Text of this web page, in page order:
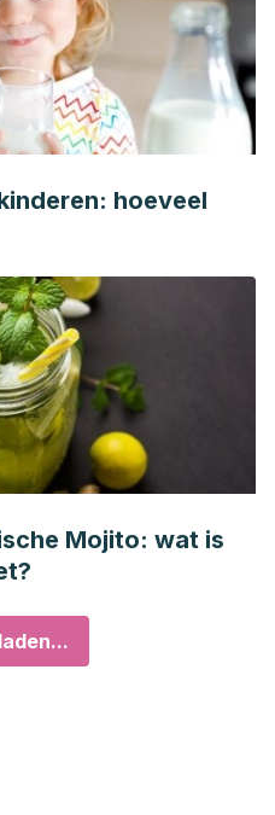
hoeveel
Mojito: wat is